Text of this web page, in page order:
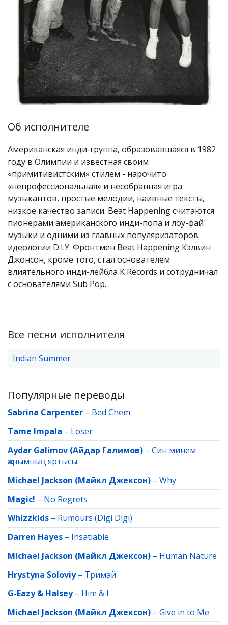
Об исполнителе
Американская инди-группа, образовавшаяся в 1982
году в Олимпии и известная своим
«примитивистским» стилем - нарочито
«непрофессиональная» и несобранная игра
музыкантов, простые мелодии, наивные тексты,
низкое качество записи. Beat Happening считаются
пионерами американского инди-попа и лоу-фай
музыки и одними из главных популяризаторов
идеологии D.I.Y. Фронтмен Beat Happening Кэлвин
Джонсон, кроме того, стал основателем
влиятельного инди-лейбла K Records и сотрудничал
с основателями Sub Pop.
Все песни исполнителя
Indian Summer
Популярные переводы
Sabrina Carpenter – Bed Chem
Tame Impala – Loser
Aydar Galimov (Айдар Галимов) – Син минем
җанымның яртысы
Michael Jackson (Майкл Джексон) – Why
Magic! – No Regrets
Whizzkids – Rumours (Digi Digi)
Darren Hayes – Insatiable
Michael Jackson (Майкл Джексон) – Human Nature
Hrystyna Soloviy– Тримай
G-Eazy & Halsey– Him & I
Michael Jackson (Майкл Джексон) – Give in to Me